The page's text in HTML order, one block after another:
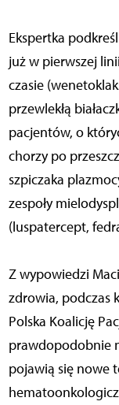
Ekspertka
już w pierwszej
czasie
przewlekłą
pacjentów, o
chorzy po
szpiczaka
zespoły
(luspatercept,
Z wypowiedzi
zdrowia, podczas
Polska Koalicję
prawdopodobnie
pojawią się nowe